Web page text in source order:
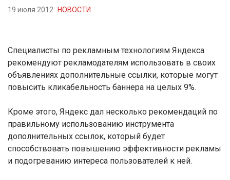
19 июля 2012 НОВОСТИ
Специалисты по рекламным технологиям Яндекса
рекомендуют рекламодателям использовать в своих
объявлениях дополнительные ссылки, которые могут
повысить кликабельность баннера на целых 9%.
Кроме этого, Яндекс дал несколько рекомендаций по
правильному использованию инструмента
дополнительных ссылок, который будет
способствовать повышению эффективности рекламы
и подогреванию интереса пользователей к ней.